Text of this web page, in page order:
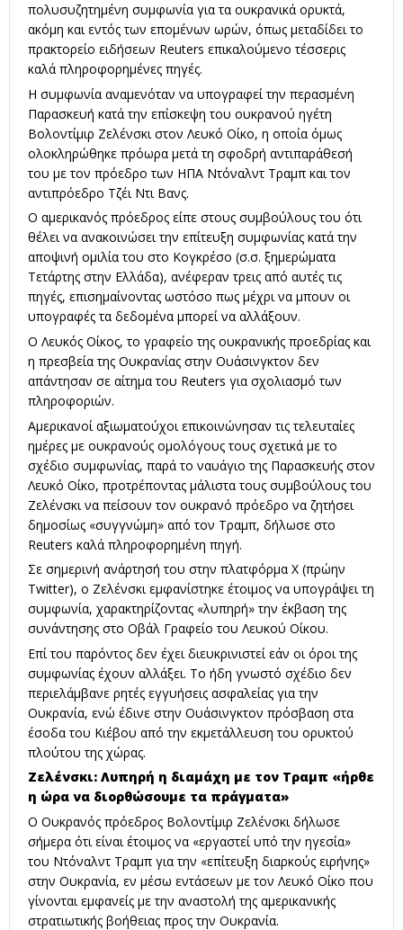
πολυσυζητημένη συμφωνία για τα ουκρανικά ορυκτά,
ακόμη και εντός των επομένων ωρών, όπως μεταδίδει το
πρακτορείο ειδήσεων Reuters επικαλούμενο τέσσερις
καλά πληροφορημένες πηγές.
Η συμφωνία αναμενόταν να υπογραφεί την περασμένη
Παρασκευή κατά την επίσκεψη του ουκρανού ηγέτη
Βολοντίμιρ Ζελένσκι στον Λευκό Οίκο, η οποία όμως
ολοκληρώθηκε πρόωρα μετά τη σφοδρή αντιπαράθεσή
του με τον πρόεδρο των ΗΠΑ Ντόναλντ Τραμπ και τον
αντιπρόεδρο Τζέι Ντι Βανς.
Ο αμερικανός πρόεδρος είπε στους συμβούλους του ότι
θέλει να ανακοινώσει την επίτευξη συμφωνίας κατά την
αποψινή ομιλία του στο Κογκρέσο (σ.σ. ξημερώματα
Τετάρτης στην Ελλάδα), ανέφεραν τρεις από αυτές τις
πηγές, επισημαίνοντας ωστόσο πως μέχρι να μπουν οι
υπογραφές τα δεδομένα μπορεί να αλλάξουν.
Ο Λευκός Οίκος, το γραφείο της ουκρανικής προεδρίας και
η πρεσβεία της Ουκρανίας στην Ουάσινγκτον δεν
απάντησαν σε αίτημα του Reuters για σχολιασμό των
πληροφοριών.
Αμερικανοί αξιωματούχοι επικοινώνησαν τις τελευταίες
ημέρες με ουκρανούς ομολόγους τους σχετικά με το
σχέδιο συμφωνίας, παρά το ναυάγιο της Παρασκευής στον
Λευκό Οίκο, προτρέποντας μάλιστα τους συμβούλους του
Ζελένσκι να πείσουν τον ουκρανό πρόεδρο να ζητήσει
δημοσίως «συγγνώμη» από τον Τραμπ, δήλωσε στο
Reuters καλά πληροφορημένη πηγή.
Σε σημερινή ανάρτησή του στην πλατφόρμα Χ (πρώην
Twitter), ο Ζελένσκι εμφανίστηκε έτοιμος να υπογράψει τη
συμφωνία, χαρακτηρίζοντας «λυπηρή» την έκβαση της
συνάντησης στο Οβάλ Γραφείο του Λευκού Οίκου.
Επί του παρόντος δεν έχει διευκρινιστεί εάν οι όροι της
συμφωνίας έχουν αλλάξει. Το ήδη γνωστό σχέδιο δεν
περιελάμβανε ρητές εγγυήσεις ασφαλείας για την
Ουκρανία, ενώ έδινε στην Ουάσινγκτον πρόσβαση στα
έσοδα του Κιέβου από την εκμετάλλευση του ορυκτού
πλούτου της χώρας.
Ζελένσκι: Λυπηρή η διαμάχη με τον Τραμπ «ήρθε
η ώρα να διορθώσουμε τα πράγματα»
Ο Ουκρανός πρόεδρος Βολοντίμιρ Ζελένσκι δήλωσε
σήμερα ότι είναι έτοιμος να «εργαστεί υπό την ηγεσία»
του Ντόναλντ Τραμπ για την «επίτευξη διαρκούς ειρήνης»
στην Ουκρανία, εν μέσω εντάσεων με τον Λευκό Οίκο που
γίνονται εμφανείς με την αναστολή της αμερικανικής
στρατιωτικής βοήθειας προς την Ουκρανία.